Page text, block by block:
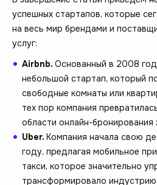
успешных стартапов, которые
на весь мир брендами и
услуг:
Airbnb. Основанный в 2008
небольшой стартап, который
свободные комнаты или
тех пор компания
области онлайн-бронирования
Uber. Компания начала свою
году, предлагая мобильное
такси, которое значительно
трансформировало